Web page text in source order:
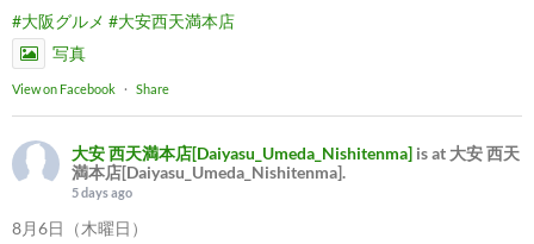
#大阪グルメ #大安西天満本店
写真
View on Facebook · Share
大安 西天満本店[Daiyasu_Umeda_Nishitenma] is at 大安 西天
満本店[Daiyasu_Umeda_Nishitenma].
5 days ago
8月6日（木曜日）